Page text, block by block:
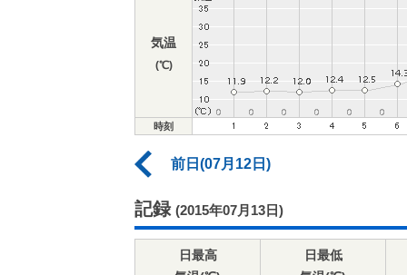
気温
(℃)
時刻
前日(07月12日)
記録 (2015年07月13日)
日最高
日最低